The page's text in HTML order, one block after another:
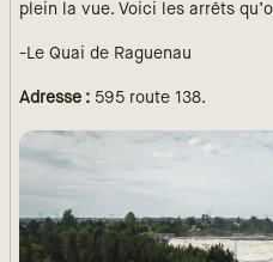
plein la vue. Voici les arrêts
-Le Quai de Raguenau
Adresse : 595 route 138.